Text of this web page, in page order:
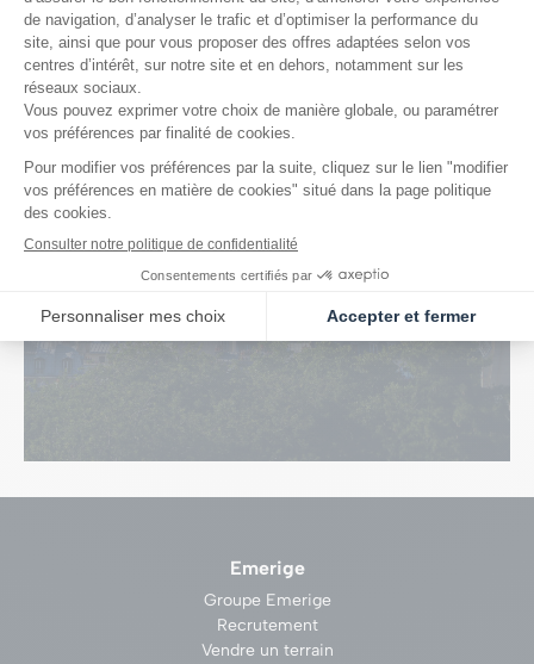
vues imprenables.
Emerige
Groupe Emerige
Recrutement
Vendre un terrain